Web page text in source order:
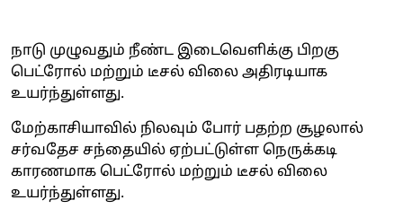
நாடு முழுவதும் நீண்ட இடைவெளிக்கு பிறகு
பெட்ரோல் மற்றும் டீசல் விலை அதிரடியாக
உயர்ந்துள்ளது.
மேற்காசியாவில் நிலவும் போர் பதற்ற சூழலால்
சர்வதேச சந்தையில் ஏற்பட்டுள்ள நெருக்கடி
காரணமாக பெட்ரோல் மற்றும் டீசல் விலை
உயர்ந்துள்ளது.